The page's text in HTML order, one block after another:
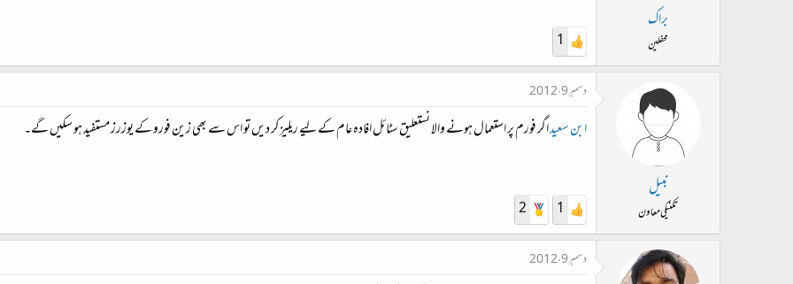
براک
محفلین 1
نبیل
تکنیکی معاون
دسمبر 9، 2012
ابن سعیداگر فورم پر استعمال ہونے والا نستعلیق سٹائل افادہ عام کے لیے ریلیز کر دیں تو اس سے بھی زین فورو کے یوزرز مستفید ہو سکیں گے۔
1
2
دسمبر 9، 2012